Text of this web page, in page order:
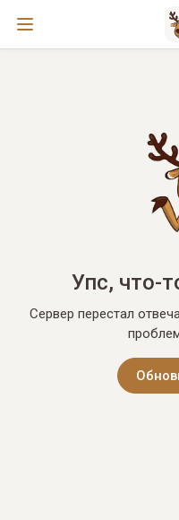
Упс, что-
Сервер перестал